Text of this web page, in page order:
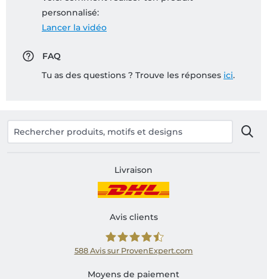
personnalisé:
Lancer la vidéo
FAQ
Tu as des questions ? Trouve les réponses ici.
Livraison
Avis clients
Shirtinator FR
588 Avis sur ProvenExpert.com
Moyens de paiement